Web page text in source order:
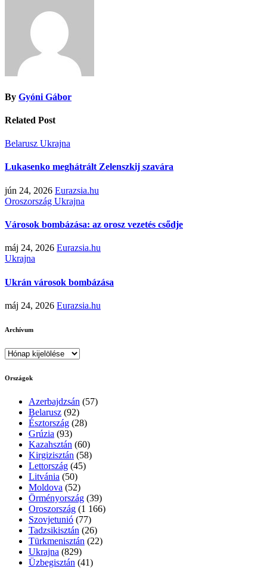
By Gyóni Gábor
Related Post
Belarusz Ukrajna
Lukasenko meghátrált Zelenszkij szavára
jún 24, 2026 Eurazsia.hu
Oroszország Ukrajna
Városok bombázása: az orosz vezetés csődje
máj 24, 2026 Eurazsia.hu
Ukrajna
Ukrán városok bombázása
máj 24, 2026 Eurazsia.hu
Archívum
Archívum
Országok
Azerbajdzsán (57)
Belarusz (92)
Észtország (28)
Grúzia (93)
Kazahsztán (60)
Kirgizisztán (58)
Lettország (45)
Litvánia (50)
Moldova (52)
Örményország (39)
Oroszország (1 166)
Szovjetunió (77)
Tadzsikisztán (26)
Türkmenisztán (22)
Ukrajna (829)
Üzbegisztán (41)